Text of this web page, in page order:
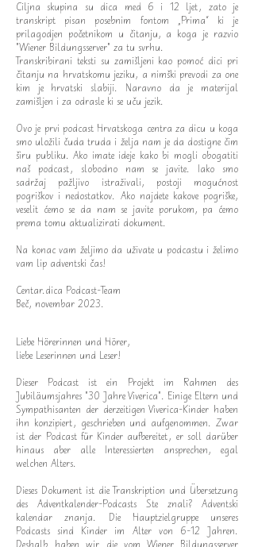
Ciljna skupina su dica med 6 i 12 ljet, zato je
transkript pisan posebnim fontom „Prima“ ki je
prilagodjen početnikom u čitanju, a koga je razvio
"Wiener Bildungsserver" za tu svrhu.
Transkribirani teksti su zamišljeni kao pomoć dici pri
čitanju na hrvatskomu jeziku, a nimški prevodi za one
kim je hrvatski slabiji. Naravno da je materijal
zamišljen i za odrasle ki se uču jezik.
Ovo je prvi podcast Hrvatskoga centra za dicu u koga
smo uložili čuda truda i želja nam je da dostigne čim
širu publiku. Ako imate ideje kako bi mogli obogatiti
naš podcast, slobodno nam se javite. Iako smo
sadržaj pažljivo istraživali, postoji mogućnost
pogriškov i nedostatkov. Ako najdete kakove pogriške,
veselit ćemo se da nam se javite porukom, pa ćemo
prema tomu aktualizirati dokument.
Na konac vam željimo da uživate u podcastu i želimo
vam lip adventski čas!
Centar.dica Podcast-Team
Beč, novembar 2023.
Liebe Hörerinnen und Hörer,
liebe Leserinnen und Leser!
Dieser Podcast ist ein Projekt im Rahmen des
Jubiläumsjahres "30 Jahre Viverica". Einige Eltern und
Sympathisanten der derzeitigen Viverica-Kinder haben
ihn konzipiert, geschrieben und aufgenommen. Zwar
ist der Podcast für Kinder aufbereitet, er soll darüber
hinaus aber alle Interessierten ansprechen, egal
welchen Alters.
Dieses Dokument ist die Transkription und Übersetzung
des Adventkalender-Podcasts Ste znali? Adventski
kalendar znanja. Die Hauptzielgruppe unseres
Podcasts sind Kinder im Alter von 6-12 Jahren.